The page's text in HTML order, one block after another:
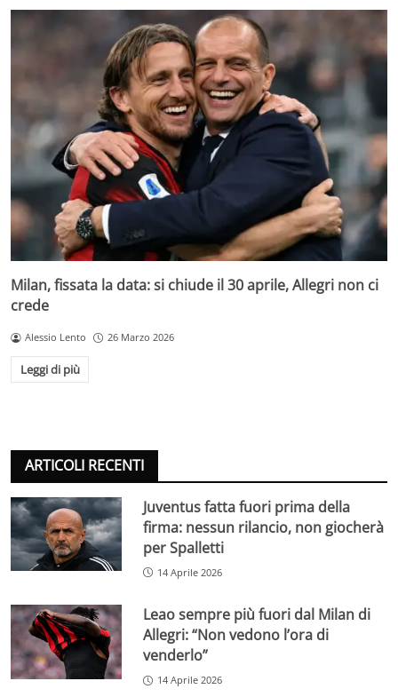
Milan, fissata la data: si chiude il 30 aprile, Allegri non ci
crede
Alessio Lento 26 Marzo 2026
Leggi di più
ARTICOLI RECENTI
Juventus fatta fuori prima della
firma: nessun rilancio, non giocherà
per Spalletti
14 Aprile 2026
Leao sempre più fuori dal Milan di
Allegri: “Non vedono l’ora di
venderlo”
14 Aprile 2026